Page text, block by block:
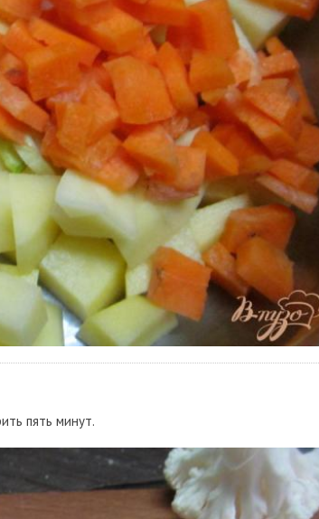
пять минут.